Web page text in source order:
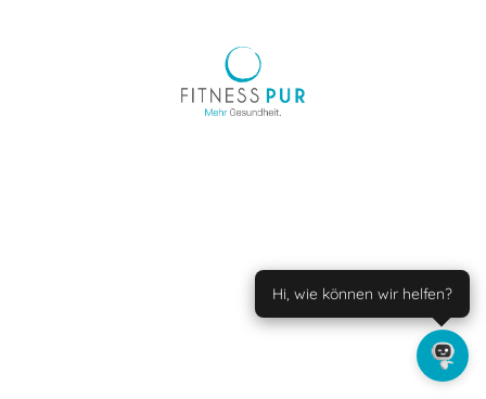
Hi, wie können wir helfen?